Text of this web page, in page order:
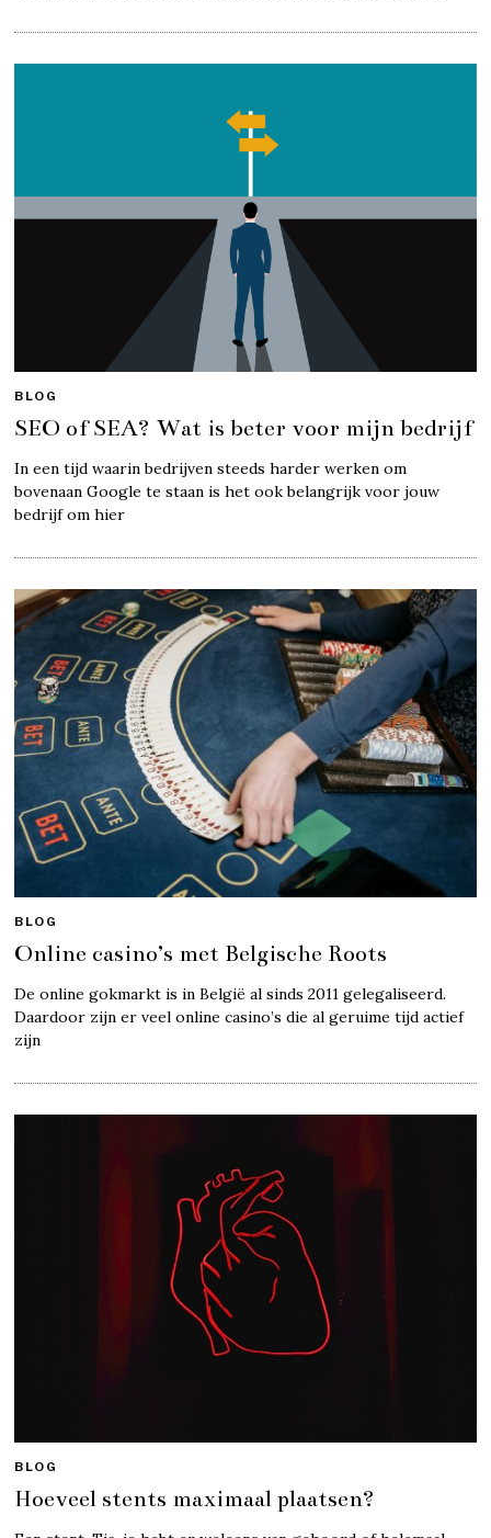
BLOG
SEO of SEA? Wat is beter voor mijn bedrijf
In een tijd waarin bedrijven steeds harder werken om
bovenaan Google te staan is het ook belangrijk voor jouw
bedrijf om hier
BLOG
Online casino’s met Belgische Roots
De online gokmarkt is in België al sinds 2011 gelegaliseerd.
Daardoor zijn er veel online casino’s die al geruime tijd actief
zijn
BLOG
Hoeveel stents maximaal plaatsen?